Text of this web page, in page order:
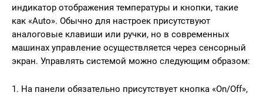
индикатор отображения температуры и кнопки, такие
как «Auto». Обычно для настроек присутствуют
аналоговые клавиши или ручки, но в современных
машинах управление осуществляется через сенсорный
экран. Управлять системой можно следующим образом:
1. На панели обязательно присутствует кнопка «On/Off»,